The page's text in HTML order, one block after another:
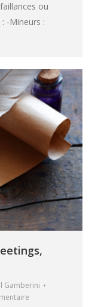
ou
-Mineurs :
Gamberini